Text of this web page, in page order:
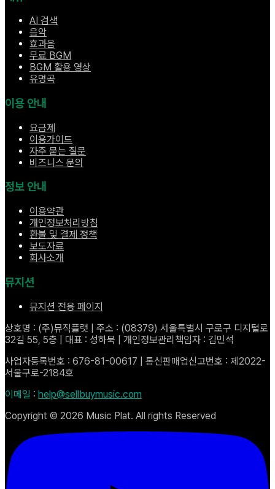
AI 검색
음악
효과음
무료 BGM
BGM 활용 영상
유명곡
이용 안내
요금제
이용가이드
자주 묻는 질문
비즈니스 문의
정보 안내
이용약관
개인정보처리방침
환불 및 결제 정책
보도자료
회사소개
뮤지션
뮤지션 전용 페이지
상호명 : (주)뮤직플랫 | 주소 : (08379) 서울특별시 구로구 디지털로
32길 55, 5층 | 대표 : 성하묵 | 개인정보관리책임자 : 김민석
사업자등록번호 : 676-81-00617 | 통신판매업신고번호 : 제2022-
서울구로-2184호
이메일 : help@sellbuymusic.com
Copyright © 2026 Music Plat. All rights Reserved